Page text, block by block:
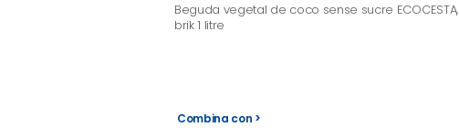
Beguda vegetal de coco sense sucre ECOCESTA,
brik 1 litre
Combina con >